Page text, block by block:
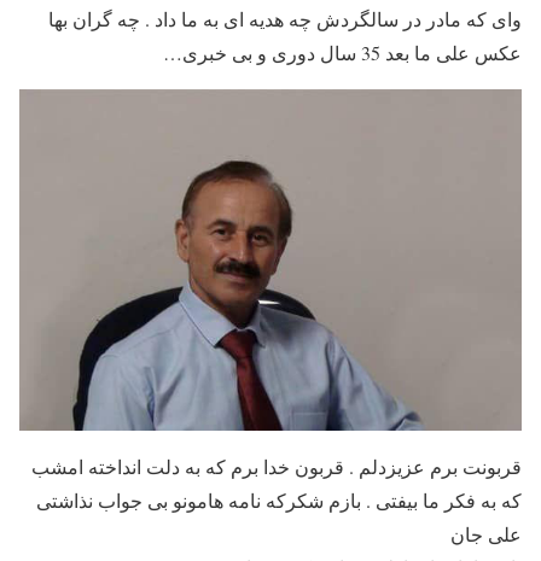
وای که مادر در سالگردش چه هدیه ای به ما داد . چه گران بها
عکس علی ما بعد 35 سال دوری و بی خبری…
قربونت برم عزیزدلم . قربون خدا برم که به دلت انداخته امشب
که به فکر ما بیفتی . بازم شکرکه نامه هامونو بی جواب نذاشتی
علی جان